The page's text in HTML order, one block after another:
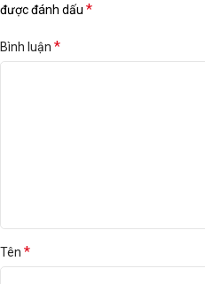
được đánh dấu *
Bình luận *
Tên *